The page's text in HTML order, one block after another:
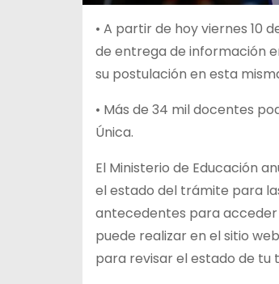
• A partir de hoy viernes 10
de entrega de información
su postulación en esta
• Más de 34 mil docentes
Única.
El Ministerio de Educación
el estado del trámite para
antecedentes para acceder
puede realizar en el sitio web
para revisar el estado de tu